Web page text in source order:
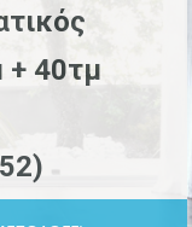
40τμ